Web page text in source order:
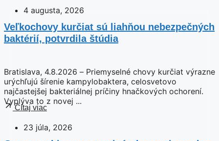
4 augusta, 2026
Veľkochovy kurčiat sú liahňou nebezpečných
baktérií, potvrdila štúdia
Bratislava, 4.8.2026 – Priemyselné chovy kurčiat výrazne
urýchľujú šírenie kampylobaktera, celosvetovo
najčastejšej bakteriálnej príčiny hnačkových ochorení.
Vyplýva to z novej ...
Čítaj viac
23 júla, 2026